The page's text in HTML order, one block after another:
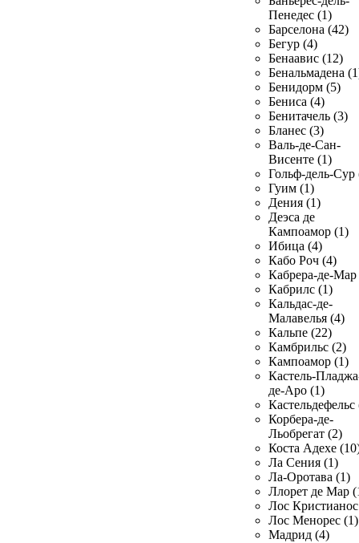
Пенедес (1)
Барселона (42)
Бегур (4)
Бенаавис (12)
Бенальмадена
Бенидорм (5)
Бениса (4)
Бенитачель (3)
Бланес (3)
Валь-де-Сан-
Висенте (1)
Гольф-дель-Сур
Гуим (1)
Дения (1)
Деэса де
Кампоамор (1)
Ибица (4)
Кабо Роч (4)
Кабрера-де-Мар
Кабрилс (1)
Кальдас-де-
Малавелья (4)
Кальпе (22)
Камбрильс (2)
Кампоамор (1)
Кастель-
де-Аро (1)
Кастельдефельс
Корбера-де-
Льобрегат (2)
Коста Адехе
Ла Сения (1)
Ла-Оротава (1)
Ллорет де Мар
Лос
Лос Менорес (1)
Мадрид (4)